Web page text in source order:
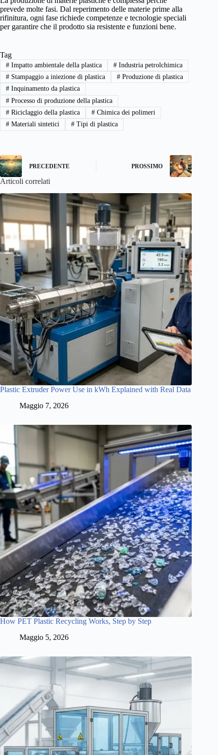
prevede molte fasi. Dal reperimento delle materie prime alla
rifinitura, ogni fase richiede competenze e tecnologie speciali
per garantire che il prodotto sia resistente e funzioni bene.
Tag
#Impatto ambientale della plastica #Industria petrolchimica
#Stampaggio a iniezione di plastica #Produzione di plastica
#Inquinamento da plastica
#Processo di produzione della plastica
#Riciclaggio della plastica #Chimica dei polimeri
#Materiali sintetici #Tipi di plastica
PRECEDENTE PROSSIMO
Articoli correlati
Plastic Extruder Power Use in kWh Explained with Real Data
Maggio 7, 2026
How PET Plastic Recycling Works, Step by Step
Maggio 5, 2026